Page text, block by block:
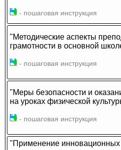
- пошаговая инструкция
"Методические аспекты
грамотности в основной
- пошаговая инструкция
"Меры безопасности и
на уроках физической
- пошаговая инструкция
"Применение